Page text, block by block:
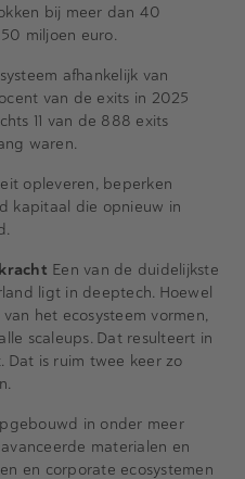
bij meer dan 40
miljoen euro.
afhankelijk van
van de exits in 2025
11 van de 888 exits
waren.
opleveren, beperken
kapitaal die opnieuw in
Een van de duidelijkste
ligt in deeptech. Hoewel
het ecosysteem vormen,
scaleups. Dat resulteert in
is ruim twee keer zo
in onder meer
materialen en
en corporate ecosystemen